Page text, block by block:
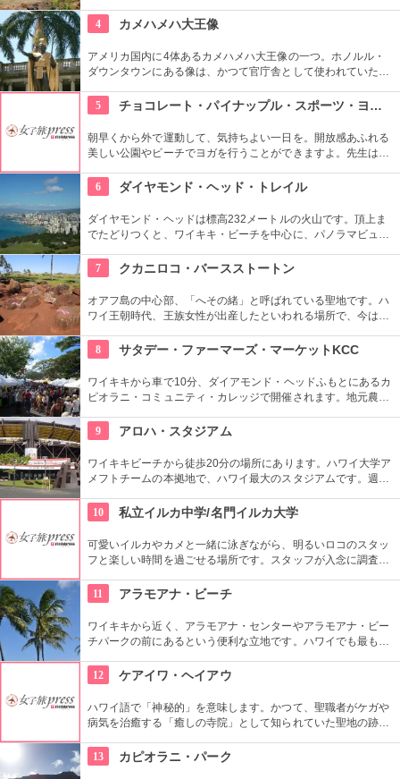
家族で遊べるアトラクションがいっぱい。おみやげにイルカの
ヌイグルミやTシャツなどオリジナルグッズも人気です。
4 カメハメハ大王像
アメリカ国内に4体あるカメハメハ大王像の一つ。ホノルル・
ダウンタウンにある像は、かつて官庁舎として使われていた建
がモデルではなく、イケメンだった友人がモデルになったそ
う。
5 チョコレート・パイナップル・スポーツ・ヨガ・スタジオ
朝早くから外で運動して、気持ちよい一日を。開放感あふれる
美しい公園やビーチでヨガを行うことができますよ。先生は日
芝生エリアで無料のヨガレッスンも行っているので、初心者は
コチラもぜひ。
6 ダイヤモンド・ヘッド・トレイル
ダイヤモンド・ヘッドは標高232メートルの火山です。頂上ま
でたどりつくと、ワイキキ・ビーチを中心に、パノラマビュー
道もあるので、スニーカーの準備を。
7 クカニロコ・バースストートン
オアフ島の中心部、「へその緒」と呼ばれている聖地です。ハ
ワイ王朝時代、王族女性が出産したといわれる場所で、今は子
くさんのエネルギーを浴びて帰ってくださいね。
8 サタデー・ファーマーズ・マーケットKCC
ワイキキから車で10分、ダイアモンド・ヘッドふもとにあるカ
ピオラニ・コミュニティ・カレッジで開催されます。地元農家
食べたくなっちゃいそう。ロコも観光客も多く集まる人気の朝
市なので、売り切れが発生するかも。なるべく早い時間に行っ
てみよう。
9 アロハ・スタジアム
ワイキキビーチから徒歩20分の場所にあります。ハワイ大学ア
メフトチームの本拠地で、ハワイ最大のスタジアムです。週3
います。400以上もの地元のお店が出店し、大盛り上がり。お
宝を見つけてみませんか。
10 私立イルカ中学/名門イルカ大学
可愛いイルカやカメと一緒に泳ぎながら、明るいロコのスタッ
フと楽しい時間を過ごせる場所です。スタッフが入念に調査す
やフラなどの“授業”もあります。“卒業”時の達成感は一緒の思い
出になりそうですね。
11 アラモアナ・ビーチ
ワイキキから近く、アラモアナ・センターやアラモアナ・ビー
チパークの前にあるという便利な立地です。ハワイでも最も美
はバーベキューやピクニックをしている人も見られます。
12 ケアイワ・ヘイアウ
ハワイ語で「神秘的」を意味します。かつて、聖職者がケガや
病気を治癒する「癒しの寺院」として知られていた聖地の跡地
れ、市民の憩いの場所になっています。
13 カピオラニ・パーク